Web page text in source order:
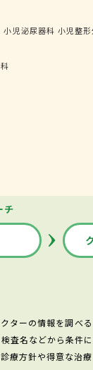
小児泌尿器科 小児整
チ
ーの情報を調べ
名などから条件
療方針や得意な治療